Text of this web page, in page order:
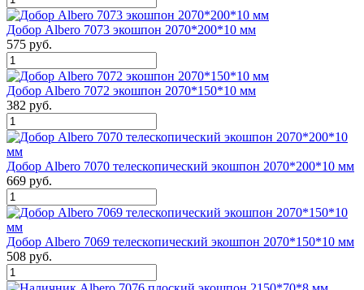
Добор Albero 7073 экошпон 2070*200*10 мм
575 руб.
Добор Albero 7072 экошпон 2070*150*10 мм
382 руб.
Добор Albero 7070 телескопический экошпон 2070*200*10 мм
669 руб.
Добор Albero 7069 телескопический экошпон 2070*150*10 мм
508 руб.